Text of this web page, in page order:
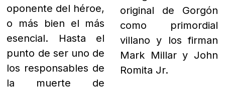
oponente del héroe,
o más bien el más
esencial. Hasta el
punto de ser uno de
los responsables de
la muerte de
original de Gorgón
como primordial
villano y los firman
Mark Millar y John
Romita Jr.